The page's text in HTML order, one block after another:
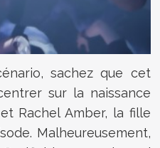
sachez que cet
sur la naissance
Rachel Amber, la fille
Malheureusement,